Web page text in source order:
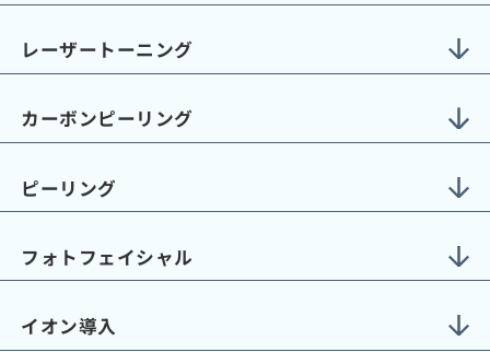
レーザートーニング
カーボンピーリング
ピーリング
フォトフェイシャル
イオン導入